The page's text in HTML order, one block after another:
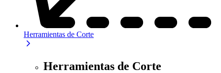
Herramientas de Corte
Herramientas de Corte